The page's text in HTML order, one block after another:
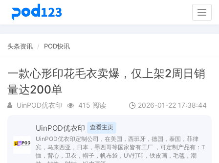
头条资讯 POD快讯
一款心形印花毛衣卖爆，仅上架2周日销
量达200单
UinPOD优衣印 415 阅读 2026-01-22 17:38:44
UinPOD优衣印
查看主页
UinPOD优衣印定制公司，在美国，西班牙，德国，泰国，菲律
宾，马来西亚，日本，墨西哥等国家皆有工厂 ，可定制产品有：T
恤，背心，卫衣，帽子，帆布袋，UV打印，铁皮画，毛毯，潮